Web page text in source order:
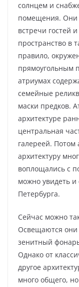
солнцем и
помещения. Они
встречи гостей
пространство в
правило,
прямоугольным
атриумах
семейные
маски предков.
архитектуре
центральная
галереей.
архитектуру
воплощались с
можно увидеть и
Петербурга.
Сейчас можно
Освещаются они
зенитный
Однако от
другое
много общего,